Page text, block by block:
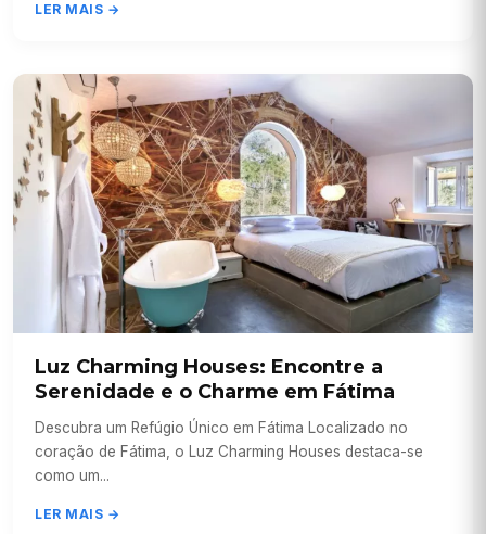
LER MAIS →
Luz Charming Houses: Encontre a
Serenidade e o Charme em Fátima
Descubra um Refúgio Único em Fátima Localizado no
coração de Fátima, o Luz Charming Houses destaca-se
como um...
LER MAIS →